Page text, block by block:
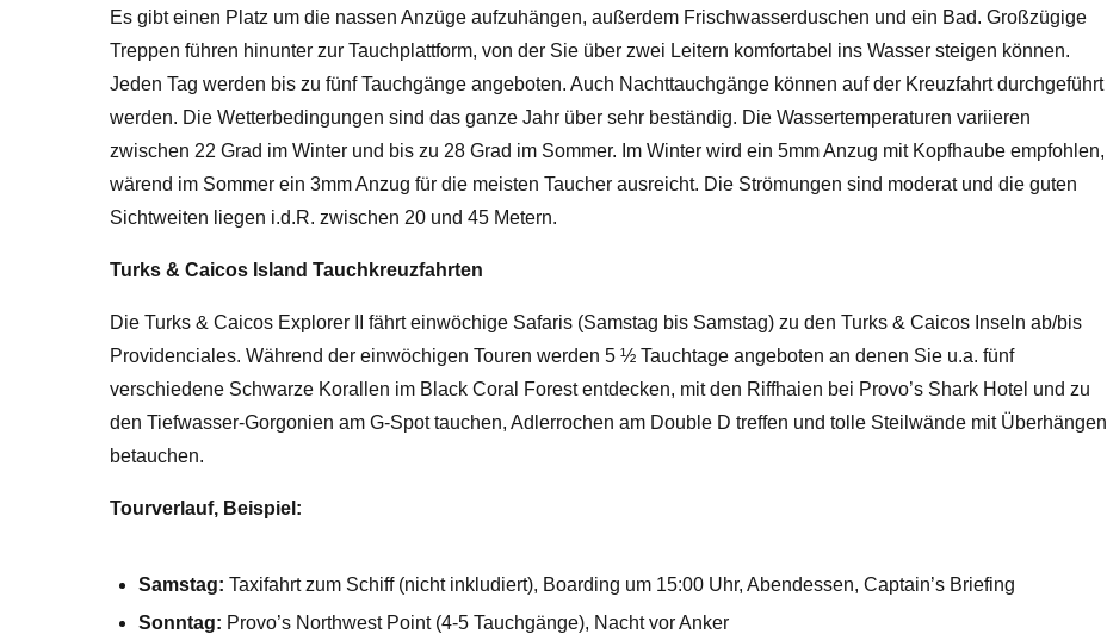
Es gibt einen Platz um die nassen Anzüge aufzuhängen, außerdem Frischwasserduschen und ein Bad. Großzügige
Treppen führen hinunter zur Tauchplattform, von der Sie über zwei Leitern komfortabel ins Wasser steigen können.
Jeden Tag werden bis zu fünf Tauchgänge angeboten. Auch Nachttauchgänge können auf der Kreuzfahrt durchgeführt
werden. Die Wetterbedingungen sind das ganze Jahr über sehr beständig. Die Wassertemperaturen variieren
zwischen 22 Grad im Winter und bis zu 28 Grad im Sommer. Im Winter wird ein 5mm Anzug mit Kopfhaube empfohlen,
wärend im Sommer ein 3mm Anzug für die meisten Taucher ausreicht. Die Strömungen sind moderat und die guten
Sichtweiten liegen i.d.R. zwischen 20 und 45 Metern.
Turks & Caicos Island Tauchkreuzfahrten
Die Turks & Caicos Explorer II fährt einwöchige Safaris (Samstag bis Samstag) zu den Turks & Caicos Inseln ab/bis
Providenciales. Während der einwöchigen Touren werden 5 ½ Tauchtage angeboten an denen Sie u.a. fünf
verschiedene Schwarze Korallen im Black Coral Forest entdecken, mit den Riffhaien bei Provo’s Shark Hotel und zu
den Tiefwasser-Gorgonien am G-Spot tauchen, Adlerrochen am Double D treffen und tolle Steilwände mit Überhängen
betauchen.
Tourverlauf, Beispiel:
Samstag: Taxifahrt zum Schiff (nicht inkludiert), Boarding um 15:00 Uhr, Abendessen, Captain’s Briefing
Sonntag: Provo’s Northwest Point (4-5 Tauchgänge), Nacht vor Anker